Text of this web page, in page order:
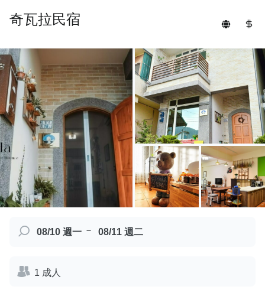
奇瓦拉民宿
08/10 週一 － 08/11 週二
1 成人